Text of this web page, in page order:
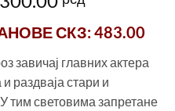
рсд.
је:
300.00 рсд.
СКЗ: 483.00
завичај главних актера
раздваја стари и
тим световима запретане